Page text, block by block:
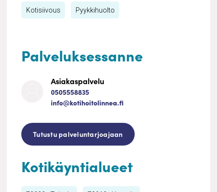
Kotisiivous Pyykkihuolto
Palveluksessanne
Asiakaspalvelu
0505558835
info@kotihoitolinnea.fi
Tutustu palveluntarjoajaan
Kotikäyntialueet